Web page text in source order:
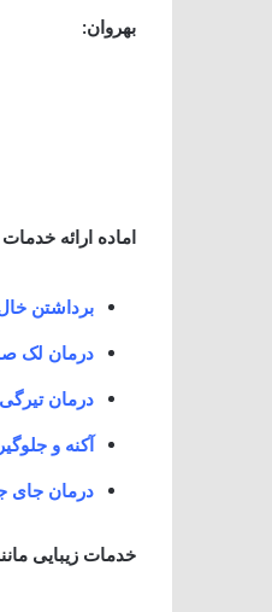
بهروان:
اماده ارائه
برداشتن
درمان لک
درمان
آکنه و
درمان
خدمات زیبایی